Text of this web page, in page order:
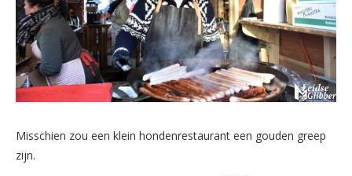
Misschien zou een klein hondenrestaurant een gouden greep
zijn.